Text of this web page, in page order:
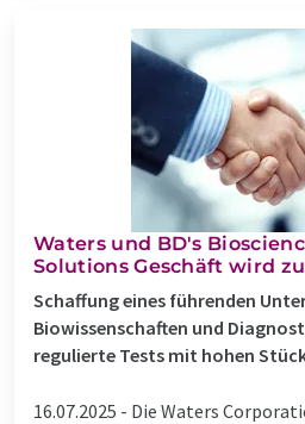
Waters und BD's
Solutions Geschäft wird
Schaffung eines führenden
Biowissenschaften und
regulierte Tests mit hohen
16.07.2025 - Die Waters